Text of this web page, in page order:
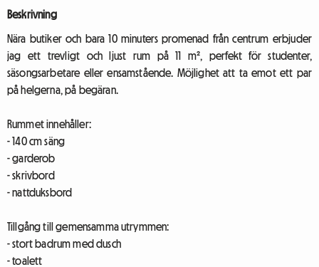
Beskrivning
Nära butiker och bara 10 minuters promenad från centrum erbjuder
jag ett trevligt och ljust rum på 11 m², perfekt för studenter,
säsongsarbetare eller ensamstående. Möjlighet att ta emot ett par
på helgerna, på begäran.
Rummet innehåller:
- 140 cm säng
- garderob
- skrivbord
- nattduksbord
Tillgång till gemensamma utrymmen:
- stort badrum med dusch
- toalett